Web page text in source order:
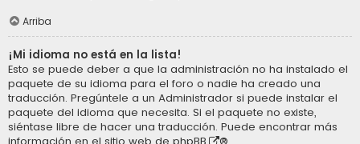
Arriba
¡Mi idioma no está en la lista!
Esto se puede deber a que la administración no ha instalado el
paquete de su idioma para el foro o nadie ha creado una
traducción. Pregúntele a un Administrador si puede instalar el
paquete del idioma que necesita. Si el paquete no existe,
siéntase libre de hacer una traducción. Puede encontrar más